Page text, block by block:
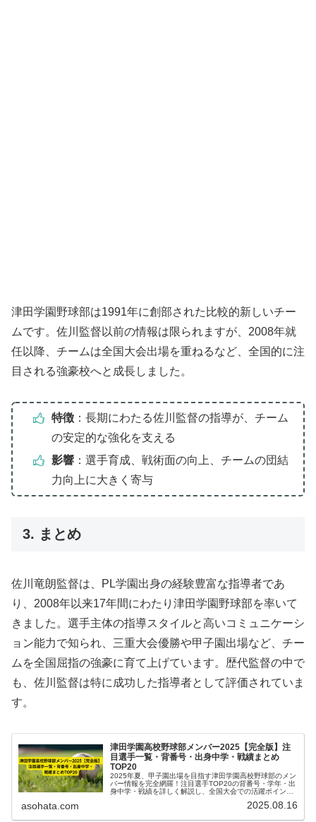
津田学園野球部は1991年に創部された比較的新しいチー
ムです。佐川監督以前の情報は限られますが、2008年就
任以降、チームは全国大会出場を重ねるなど、全国的に注
目される強豪校へと成長しました。
特徴：長期にわたる佐川監督の指導が、チーム
の安定的な強化を支える
影響：選手育成、戦術面の向上、チームの団結
力向上に大きく寄与
3. まとめ
佐川竜朗監督は、PL学園出身の経験豊富な指導者であ
り、2008年以来17年間にわたり津田学園野球部を率いて
きました。選手主体の指導スタイルと高いコミュニケーシ
ョン能力で知られ、三重大会優勝や甲子園出場など、チー
ムを全国屈指の強豪に育て上げています。歴代監督の中で
も、佐川監督は特に成功した指導者として評価されていま
す。
津田学園高校野球部メンバー2025【完全版】注
目選手一覧・背番号・出身中学・戦績まとめ
TOP20
2025年夏、甲子園出場を目指す津田学園高校野球部のメン
バー情報を完全網羅！注目選手TOP20の背番号・学年・出
身中学・戦績を詳しく解説し、全国大会での活躍ポイント
asohata.com 2025.08.16